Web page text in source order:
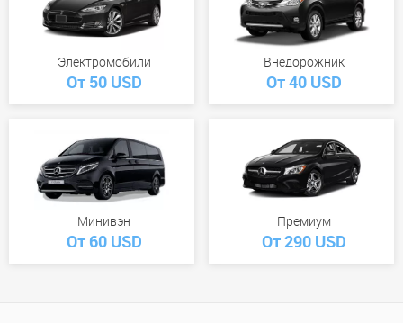
Электромобили
От 50 USD
Внедорожник
От 40 USD
Минивэн
От 60 USD
Премиум
От 290 USD